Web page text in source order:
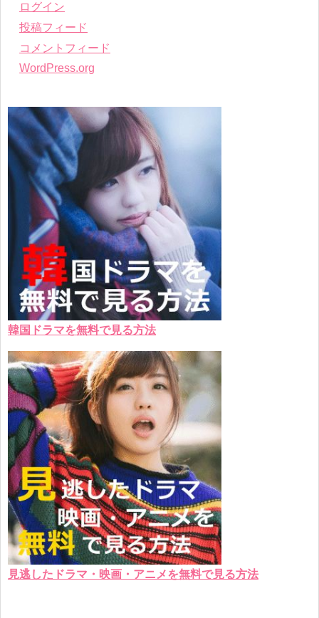
ログイン
投稿フィード
コメントフィード
WordPress.org
韓国ドラマを無料で見る方法
見逃したドラマ・映画・アニメを無料で見る方法